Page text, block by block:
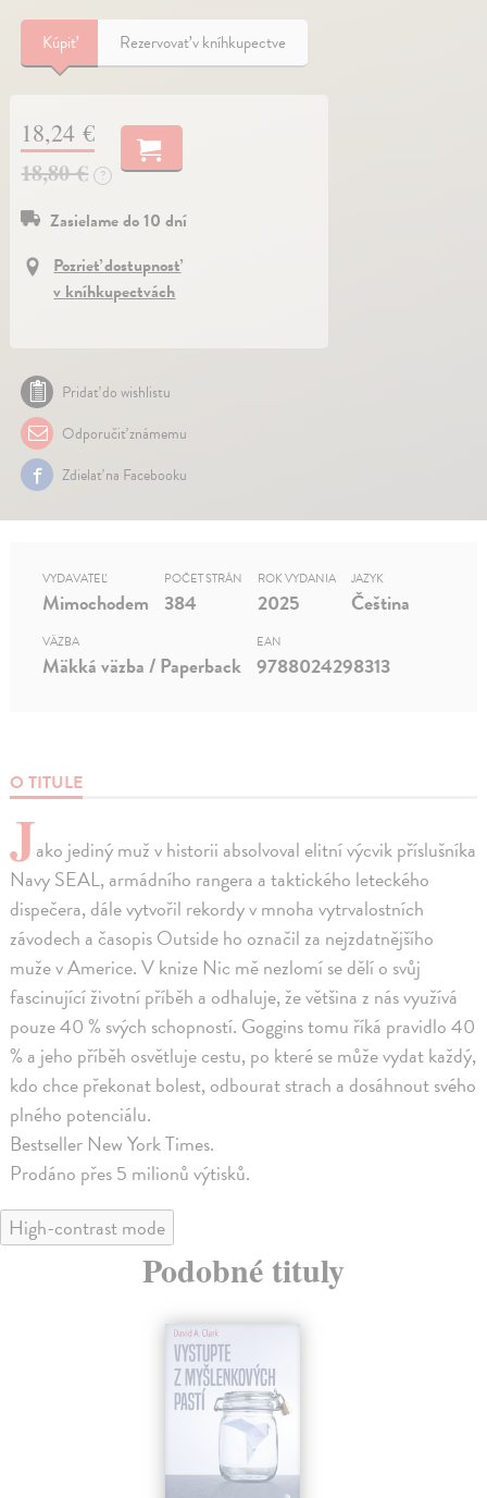
Kúpiť Rezervovať v kníhkupectve
18,24 €
18,80 €
?
Zasielame do 10 dní
Pozrieť dostupnosť
v kníhkupectvách
Pridať do wishlistu
Odporučiť známemu
Zdielať na Facebooku
O TITULE
Jako jediný muž v historii absolvoval elitní výcvik příslušníka
Navy SEAL, armádního rangera a taktického leteckého
dispečera, dále vytvořil rekordy v mnoha vytrvalostních
závodech a časopis Outside ho označil za nejzdatnějšího
muže v Americe. V knize Nic mě nezlomí se dělí o svůj
fascinující životní příběh a odhaluje, že většina z nás využívá
pouze 40 % svých schopností. Goggins tomu říká pravidlo 40
% a jeho příběh osvětluje cestu, po které se může vydat každý,
kdo chce překonat bolest, odbourat strach a dosáhnout svého
plného potenciálu.
Bestseller New York Times.
Prodáno přes 5 milionů výtisků.
VYDAVATEĽ
Mimochodem
POČET STRÁN
384
ROK VYDANIA
2025
JAZYK
Čeština
VÄZBA
Mäkká väzba / Paperback
EAN
9788024298313
High-contrast mode
Podobné tituly